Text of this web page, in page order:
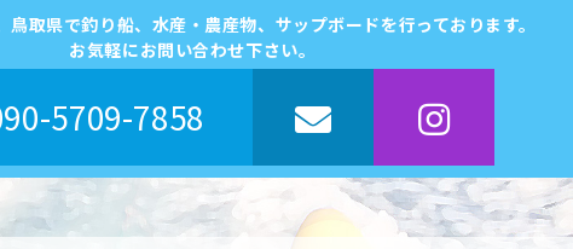
取県で釣り船、水産・農産物、サップボードを行っております。
お気軽にお問い合わせ下さい。
5709-7858